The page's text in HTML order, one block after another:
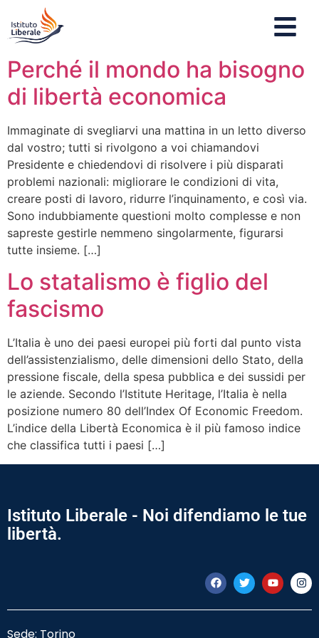
Perché il mondo ha bisogno
di libertà economica
Immaginate di svegliarvi una mattina in un letto diverso
dal vostro; tutti si rivolgono a voi chiamandovi
Presidente e chiedendovi di risolvere i più disparati
problemi nazionali: migliorare le condizioni di vita,
creare posti di lavoro, ridurre l’inquinamento, e così via.
Sono indubbiamente questioni molto complesse e non
sapreste gestirle nemmeno singolarmente, figurarsi
tutte insieme. […]
Lo statalismo è figlio del
fascismo
L’Italia è uno dei paesi europei più forti dal punto vista
dell’assistenzialismo, delle dimensioni dello Stato, della
pressione fiscale, della spesa pubblica e dei sussidi per
le aziende. Secondo l’Istitute Heritage, l’Italia è nella
posizione numero 80 dell’Index Of Economic Freedom.
L’indice della Libertà Economica è il più famoso indice
che classifica tutti i paesi […]
Istituto Liberale - Noi difendiamo le tue
libertà.
Sede: Torino